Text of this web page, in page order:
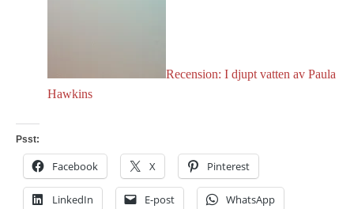
Recension: I djupt vatten av Paula
Hawkins
Psst:
Facebook X Pinterest
LinkedIn E-post WhatsApp